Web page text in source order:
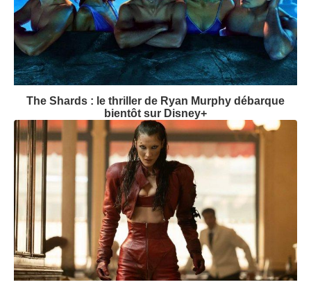
The Shards : le thriller de Ryan Murphy débarque
bientôt sur Disney+